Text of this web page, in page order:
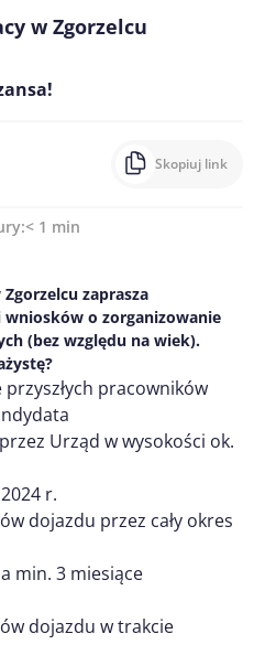
w Zgorzelcu
Skopiuj link
< 1 min
zaprasza
wniosków o zorganizowanie
(bez względu na wiek).
pracowników
Urząd w wysokości ok.
r.
dojazdu przez cały okres
min. 3 miesiące
dojazdu w trakcie